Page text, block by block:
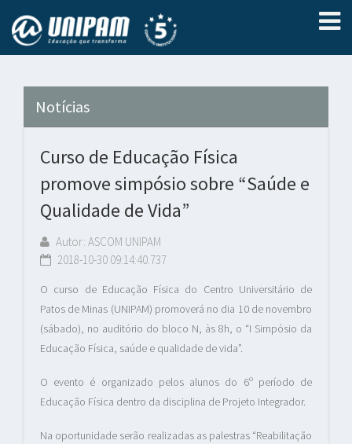
Notícias
Curso de Educação Física
promove simpósio sobre “Saúde e
Qualidade de Vida”
Autor: ASCOM UNIPAM
2018-10-30 09:14:40.737
O curso de Educação Física do Centro Universitário de
Patos de Minas (UNIPAM) promoverá no dia 10 de novembro
(sábado), no auditório do bloco N, às 8h, o “I Simpósio da
Educação Física, saúde e qualidade de vida”.
O evento é organizado pelos alunos do 6º período de
Educação Física dentro da disciplina de Projeto Integrador.
Na oportunidade serão realizadas as palestras “Reabilitação